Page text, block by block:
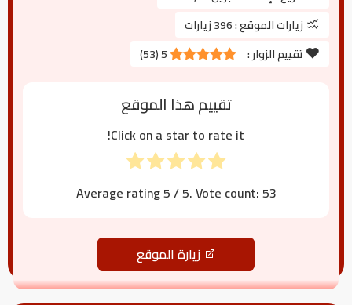
زيارات الموقع :396 زيارات
تقييم الزوار :
5
(
53
)
تقييم هذا الموقع
Click on a star to rate it!
Average rating5/ 5. Vote count:53
زيارة الموقع